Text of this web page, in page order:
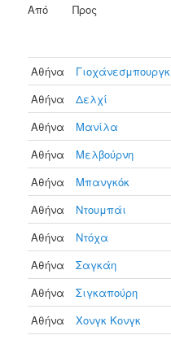
Από Προς
Αθήνα
Γιοχάνεσμπουργκ
Αθήνα
Δελχί
Αθήνα
Μανίλα
Αθήνα
Μελβούρνη
Αθήνα
Μπανγκόκ
Αθήνα
Ντουμπάι
Αθήνα
Ντόχα
Αθήνα
Σαγκάη
Αθήνα
Σιγκαπούρη
Αθήνα
Χονγκ Κονγκ